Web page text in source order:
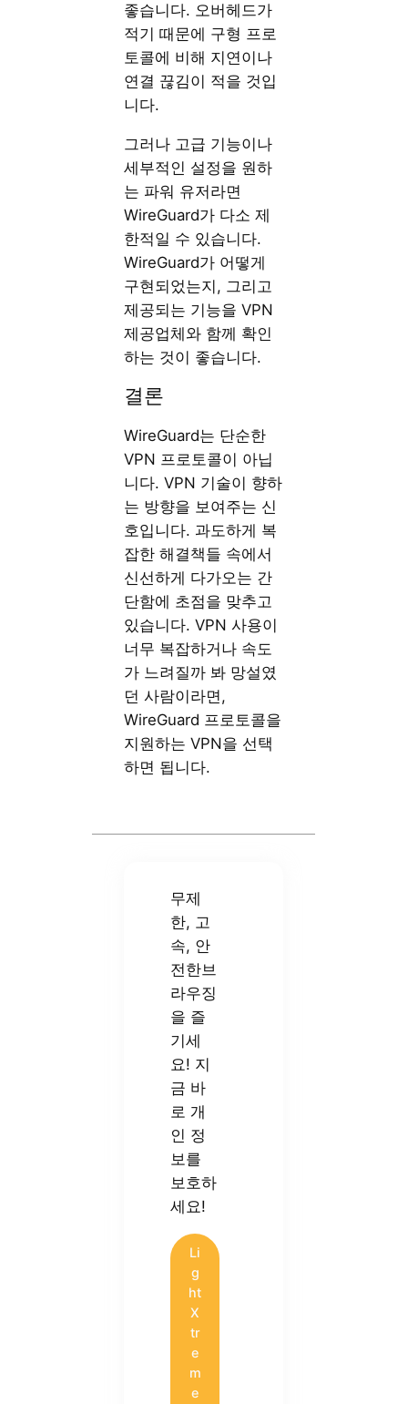
좋습니다. 오버헤드가
적기 때문에 구형 프로
토콜에 비해 지연이나
연결 끊김이 적을 것입
니다.
그러나 고급 기능이나
세부적인 설정을 원하
는 파워 유저라면
WireGuard가 다소 제
한적일 수 있습니다.
WireGuard가 어떻게
구현되었는지, 그리고
제공되는 기능을 VPN
제공업체와 함께 확인
하는 것이 좋습니다.
결론
WireGuard는 단순한
VPN 프로토콜이 아닙
니다. VPN 기술이 향하
는 방향을 보여주는 신
호입니다. 과도하게 복
잡한 해결책들 속에서
신선하게 다가오는 간
단함에 초점을 맞추고
있습니다. VPN 사용이
너무 복잡하거나 속도
가 느려질까 봐 망설였
던 사람이라면,
WireGuard 프로토콜을
지원하는 VPN을 선택
하면 됩니다.
무제
한, 고
속, 안
전한브
라우징
을 즐
기세
요! 지
금 바
로 개
인 정
보를
보호하
세요!
Li
g
ht
X
tr
e
m
e